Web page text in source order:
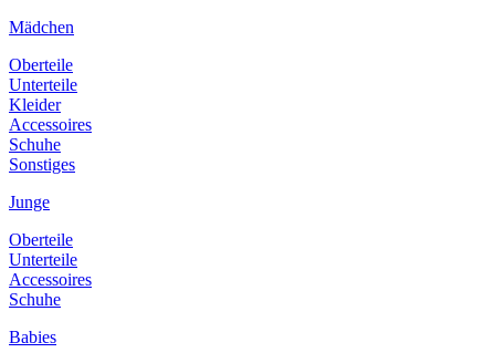
Mädchen
Oberteile
Unterteile
Kleider
Accessoires
Schuhe
Sonstiges
Junge
Oberteile
Unterteile
Accessoires
Schuhe
Babies